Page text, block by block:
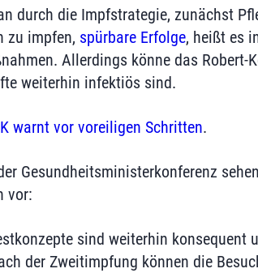
durch die Impfstrategie, zunächst
zu impfen, spürbare Erfolge, heißt es
Allerdings könne das
weiterhin infektiös sind.
warnt vor voreiligen Schritten.
Gesundheitsministerkonferenz
vor:
sind weiterhin konsequent
der Zweitimpfung können die